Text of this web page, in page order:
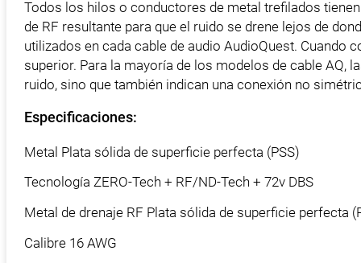
Todos los hilos o conductores de metal trefilados
de RF resultante para que el ruido se drene lejos de
utilizados en cada cable de audio AudioQuest.
superior. Para la mayoría de los modelos de cable AQ,
ruido, sino que también indican una conexión no
Especificaciones:
Metal Plata sólida de superficie perfecta (PSS)
Tecnología ZERO-Tech + RF/ND-Tech + 72v DBS
Metal de drenaje RF Plata sólida de superficie perfecta
Calibre 16 AWG